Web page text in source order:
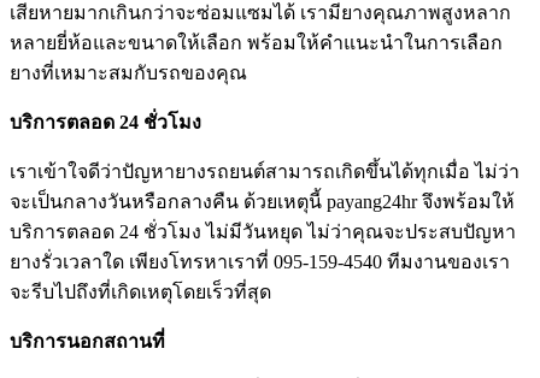
เสียหายมากเกินกว่าจะซ่อมแซมได้ เรามียางคุณภาพสูงหลาก
หลายยี่ห้อและขนาดให้เลือก พร้อมให้คำแนะนำในการเลือก
ยางที่เหมาะสมกับรถของคุณ
บริการตลอด 24 ชั่วโมง
เราเข้าใจดีว่าปัญหายางรถยนต์สามารถเกิดขึ้นได้ทุกเมื่อ ไม่ว่า
จะเป็นกลางวันหรือกลางคืน ด้วยเหตุนี้ payang24hr จึงพร้อมให้
บริการตลอด 24 ชั่วโมง ไม่มีวันหยุด ไม่ว่าคุณจะประสบปัญหา
ยางรั่วเวลาใด เพียงโทรหาเราที่ 095-159-4540 ทีมงานของเรา
จะรีบไปถึงที่เกิดเหตุโดยเร็วที่สุด
บริการนอกสถานที่